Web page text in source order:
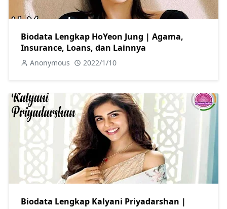
Biodata Lengkap HoYeon Jung | Agama,
Insurance, Loans, dan Lainnya
Anonymous 2022/1/10
Biodata Lengkap Kalyani Priyadarshan |